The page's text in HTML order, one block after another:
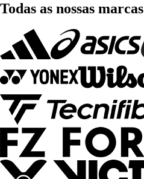
Todas as nossas marcas